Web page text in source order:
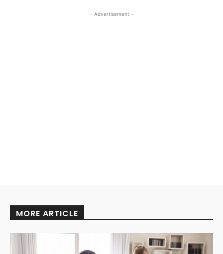
- Advertisement -
MORE ARTICLE